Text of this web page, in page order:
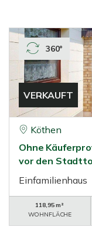
VERKAUFT
360°
Köthen
Ohne
vor den
Einfamilienhaus
118,95 m²
WOHNFLÄCHE